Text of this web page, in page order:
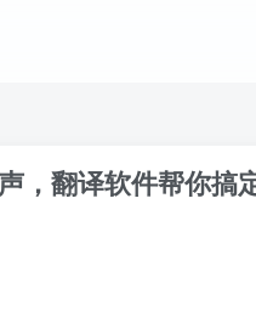
，翻译软件帮你搞